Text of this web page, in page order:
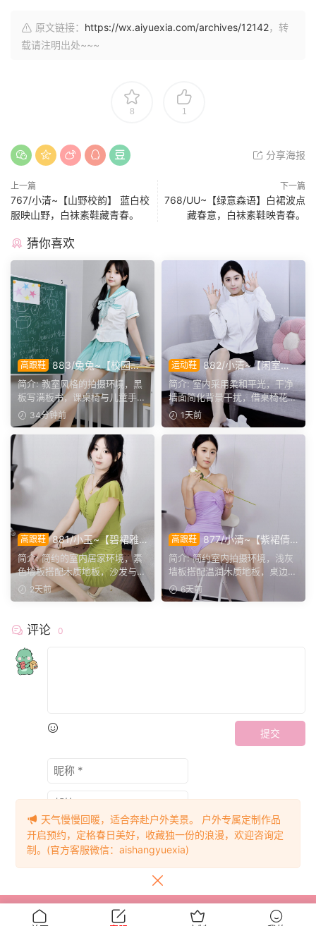
原文链接： https://wx.aiyuexia.com/archives/12142，转
载请注明出处~~~
8 1
分享海报
上一篇
767/小清~【山野校韵】 蓝白校
服映山野，白袜素鞋藏青春。
下一篇
768/UU~【绿意森语】白裙波点
藏春意，白袜素鞋映青春。
猜你喜欢
高跟鞋 883/兔兔~【校园清
欢】黑板课桌椅为伴，水手服
演绎烂漫青春光景。
简介: 教室风格的拍摄环境，黑
板写满板书，课桌椅与儿童手绘
作品烘托校园氛围。兔...
34分钟前
运动鞋
882/小清~【闲室倩
影】素室柔光映穿搭，多样姿
态演绎清爽休闲格调。
简介: 室内采用柔和平光，干净
墙面简化背景干扰，借桌椅花艺
丰富画面层次。兼顾全...
1天前
高跟鞋 881/小玉~【碧裙雅
姿】一室柔光衬绿裙，错落姿
态尽显温婉格调。
简介: 简约的室内居家环境，素
色墙板搭配木质地板，沙发与办
公椅丰富场景层次。小...
2天前
高跟鞋 877/小清~【紫裙倩
影】紫裙衬温婉，轻咳敛神
态，步履尽显优雅格调。
简介: 简约室内拍摄环境，浅灰
墙板搭配温润木质地板，桌边鲜
花点缀空间氛围。小清...
6天前
评论 0
提交
Copyright 2023 爱月下All Rights Reserved赣ICP备2022010051号-2
天气慢慢回暖，适合奔赴户外美景。 户外专属定制作品
开启预约，定格春日美好，收藏独一份的浪漫，欢迎咨询定
制。(官方客服微信：aishangyuexia)